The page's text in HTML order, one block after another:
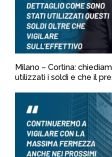
Milano – Cortina:
utilizzati i soldi e che il